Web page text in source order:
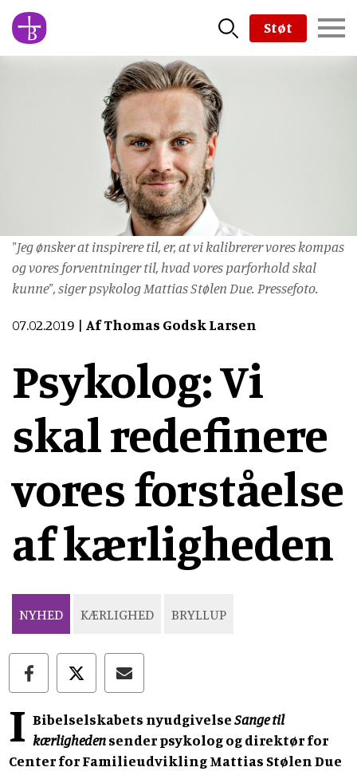
Skip
to
main
Støt
"Jeg ønsker at inspirere til, er, at vi kalibrerer vores kompas
og vores forventninger til, hvad vores parforhold skal
kunne", siger psykolog Mattias Stølen Due. Pressefoto.
07.02.2019 Af Thomas Godsk Larsen
Psykolog: Vi
skal redefinere
vores forståelse
af kærligheden
NYHED KÆRLIGHED BRYLLUP
I Bibelselskabets nyudgivelseSange til
kærlighedensender psykolog og direktør for
Center for Familieudvikling Mattias Stølen Due